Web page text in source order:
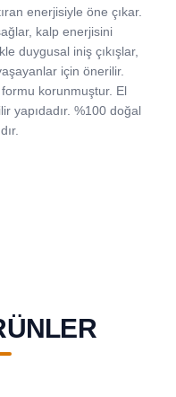
enerjisiyle öne çıkar.
kalp enerjisini
duygusal iniş çıkışlar,
için önerilir.
korunmuştur. El
yapıdadır. %100 doğal